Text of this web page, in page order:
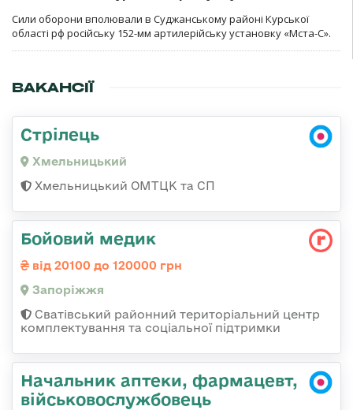
Сили оборони вполювали в Суджанському районі Курської
області рф російську 152-мм артилерійську установку «Мста-С».
ВАКАНСІЇ
Стрілець
Хмельницький
Хмельницький ОМТЦК та СП
Бойовий медик
від 20100 до 120000 грн
Запоріжжя
Сватівський районний територіальний центр
комплектування та соціальної підтримки
Начальник аптеки, фармацевт,
військовослужбовець